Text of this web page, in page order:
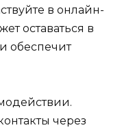
в онлайн-
оставаться в
обеспечит
через